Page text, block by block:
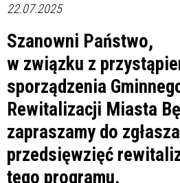
22.07.2025
Szanowni Państwo,
w związku z
sporządzenia
Rewitalizacji Miasta
zapraszamy do
przedsięwzięć
tego programu.